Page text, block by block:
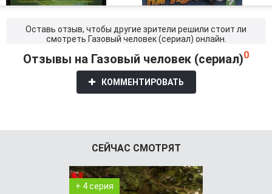
Оставь отзыв, чтобы другие зрители решили стоит ли
смотреть Газовый человек (сериал) онлайн.
Отзывы на Газовый человек (сериал)0
КОММЕНТИРОВАТЬ
СЕЙЧАС СМОТРЯТ
+ 4 серия